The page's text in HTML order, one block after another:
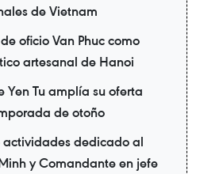
de Vietnam
oficio Van Phuc como
artesanal de Hanoi
Tu amplía su oferta
de otoño
dedicado al
y Comandante en jefe